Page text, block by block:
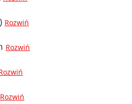
Rozwiń
Rozwiń
Rozwiń